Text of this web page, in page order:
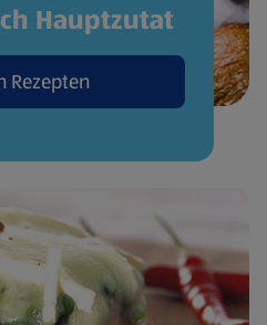
Hauptzutat
Rezepten